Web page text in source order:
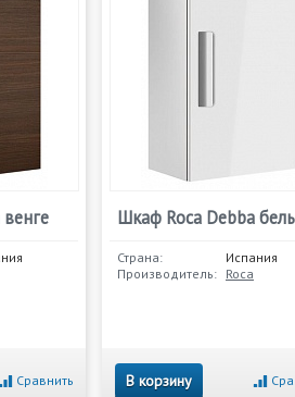
Сравнить
Шкаф Roca Debba
Страна:
Испания
Производитель: Roca
В корзину